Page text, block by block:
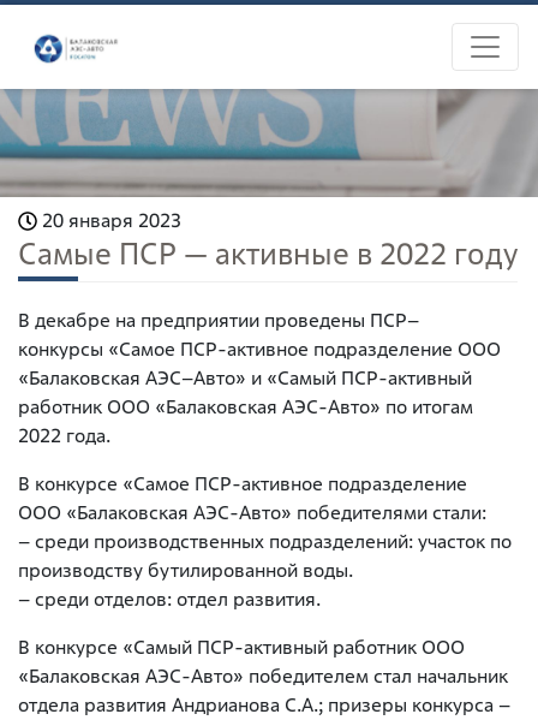
20 января 2023
Самые ПСР — активные в 2022 году
В декабре на предприятии проведены ПСР–
конкурсы «Самое ПСР-активное подразделение ООО
«Балаковская АЭС–Авто» и «Самый ПСР-активный
работник ООО «Балаковская АЭС-Авто» по итогам
2022 года.
В конкурсе «Самое ПСР-активное подразделение
ООО «Балаковская АЭС-Авто» победителями стали:
– среди производственных подразделений: участок по
производству бутилированной воды.
– среди отделов: отдел развития.
В конкурсе «Самый ПСР-активный работник ООО
«Балаковская АЭС-Авто» победителем стал начальник
отдела развития Андрианова С.А.; призеры конкурса –